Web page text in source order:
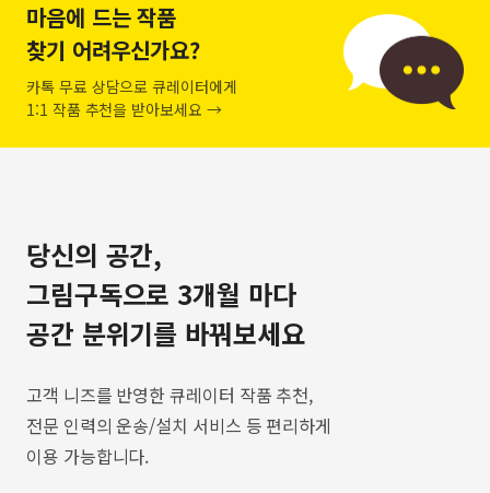
마음에 드는 작품
찾기 어려우신가요?
카톡 무료 상담으로 큐레이터에게
1:1 작품 추천을 받아보세요 →
당신의 공간,
그림구독으로 3개월 마다
공간 분위기를 바꿔보세요
고객 니즈를 반영한 큐레이터 작품 추천,
전문 인력의 운송/설치 서비스 등 편리하게
이용 가능합니다.